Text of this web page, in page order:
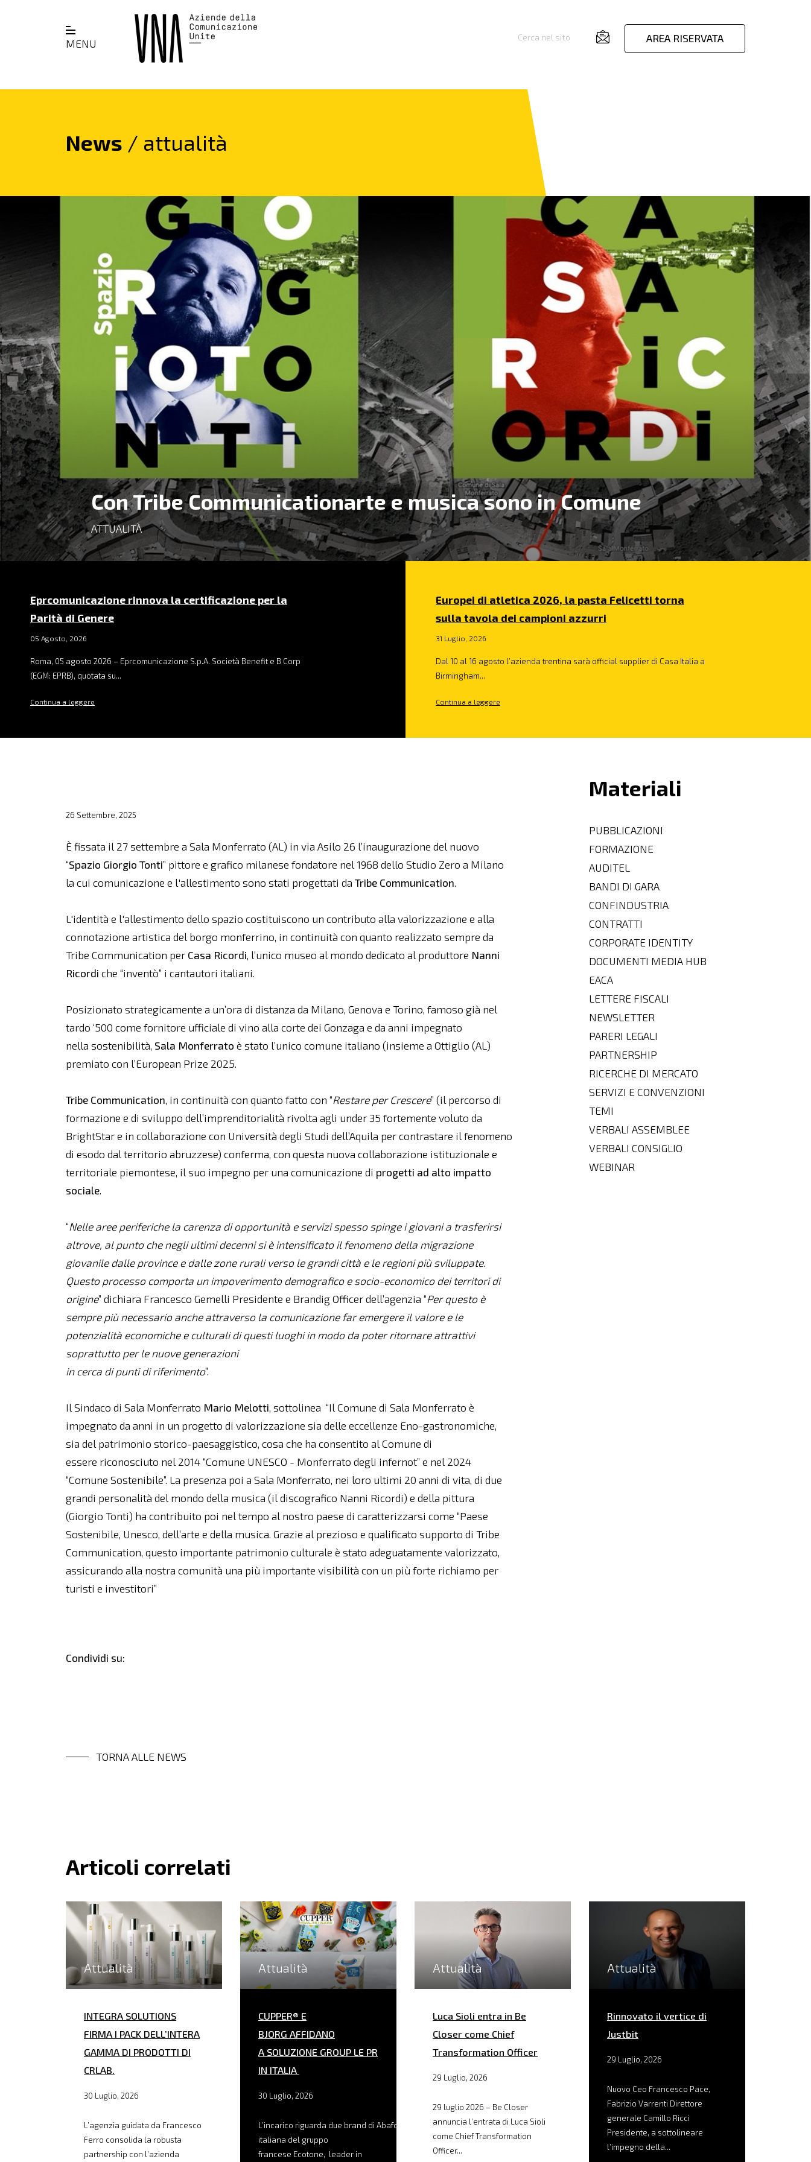
MENU
Cerca nel sito AREA RISERVATA
News / attualità
Con Tribe Communicationarte e musica sono in Comune
ATTUALITÀ
Eprcomunicazione rinnova la certificazione per la
Parità di Genere
05 Agosto, 2026
Roma, 05 agosto 2026 – Eprcomunicazione S.p.A. Società Benefit e B Corp
(EGM: EPRB), quotata su...
Continua a leggere
Europei di atletica 2026, la pasta Felicetti torna
sulla tavola dei campioni azzurri
31 Luglio, 2026
Dal 10 al 16 agosto l’azienda trentina sarà official supplier di Casa Italia a
Birmingham...
Continua a leggere
26 Settembre, 2025
È fissata il 27 settembre a Sala Monferrato (AL) in via Asilo 26 l’inaugurazione del nuovo
“Spazio Giorgio Tonti” pittore e grafico milanese fondatore nel 1968 dello Studio Zero a Milano
la cui comunicazione e l'allestimento sono stati progettati daTribe Communication.
L'identità e l'allestimento dello spazio costituiscono un contributo alla valorizzazione e alla
connotazione artistica del borgo monferrino, in continuità con quanto realizzato sempre da
Tribe Communication per Casa Ricordi, l’unico museo al mondo dedicato al produttore Nanni
Ricordiche “inventò” i cantautori italiani.
Posizionato strategicamente a un’ora di distanza da Milano, Genova e Torino, famoso già nel
tardo ‘500 come fornitore ufficiale di vino alla corte dei Gonzaga e da anni impegnato
nella sostenibilità, Sala Monferrato è stato l’unico comune italiano (insieme a Ottiglio (AL)
premiato con l’European Prize 2025.
Tribe Communication, in continuità con quanto fatto con “Restare per Crescere” (il percorso di
formazione e di sviluppo dell’imprenditorialità rivolta agli under 35 fortemente voluto da
BrightStar e in collaborazione con Università degli Studi dell’Aquila per contrastare il fenomeno
di esodo dal territorio abruzzese) conferma, con questa nuova collaborazione istituzionale e
territoriale piemontese, il suo impegno per una comunicazione di progetti ad alto impatto
sociale.
“Nelle aree periferiche la carenza di opportunità e servizi spesso spinge i giovani a trasferirsi
altrove, al punto che negli ultimi decenni si è intensificato il fenomeno della migrazione
giovanile dalle province e dalle zone rurali verso le grandi città e le regioni più sviluppate.
Questo processo comporta un impoverimento demografico e socio-economico dei territori di
origine” dichiara Francesco Gemelli Presidente e Brandig Officer dell’agenzia “Per questo è
sempre più necessario anche attraverso la comunicazione far emergere il valore e le
potenzialità economiche e culturali di questi luoghi in modo da poter ritornare attrattivi
soprattutto per le nuove generazioni
in cerca di punti di riferimento”.
Il Sindaco di Sala Monferrato Mario Melotti, sottolinea “Il Comune di Sala Monferrato è
impegnato da anni in un progetto di valorizzazione sia delle eccellenze Eno-gastronomiche,
sia del patrimonio storico-paesaggistico, cosa che ha consentito al Comune di
essere riconosciuto nel 2014 “Comune UNESCO - Monferrato degli infernot” e nel 2024
“Comune Sostenibile”. La presenza poi a Sala Monferrato, nei loro ultimi 20 anni di vita, di due
grandi personalità del mondo della musica (il discografico Nanni Ricordi) e della pittura
(Giorgio Tonti) ha contribuito poi nel tempo al nostro paese di caratterizzarsi come “Paese
Sostenibile, Unesco, dell’arte e della musica. Grazie al prezioso e qualificato supporto di Tribe
Communication, questo importante patrimonio culturale è stato adeguatamente valorizzato,
assicurando alla nostra comunità una più importante visibilità con un più forte richiamo per
turisti e investitori”
Condividi su:
TORNA ALLE NEWS
Materiali
PUBBLICAZIONI
FORMAZIONE
AUDITEL
BANDI DI GARA
CONFINDUSTRIA
CONTRATTI
CORPORATE IDENTITY
DOCUMENTI MEDIA HUB
EACA
LETTERE FISCALI
NEWSLETTER
PARERI LEGALI
PARTNERSHIP
RICERCHE DI MERCATO
SERVIZI E CONVENZIONI
TEMI
VERBALI ASSEMBLEE
VERBALI CONSIGLIO
WEBINAR
Articoli correlati
Attualità
INTEGRA SOLUTIONS
FIRMA I PACK DELL’INTERA
GAMMA DI PRODOTTI DI
CRLAB.
30 Luglio, 2026
L’agenzia guidata da Francesco
Ferro consolida la robusta
partnership con l’azienda
Attualità
CUPPER® E
BJORG AFFIDANO
A SOLUZIONE GROUP LE PR
IN ITALIA
30 Luglio, 2026
L’incarico riguarda due brand di Abafoods, filiale
italiana del gruppo
francese Ecotone, leader in
Attualità
Luca Sioli entra in Be
Closer come Chief
Transformation Officer
29 Luglio, 2026
29 luglio 2026 – Be Closer
annuncia l’entrata di Luca Sioli
come Chief Transformation
Officer...
Attualità
Rinnovato il vertice di
Justbit
29 Luglio, 2026
Nuovo Ceo Francesco Pace,
Fabrizio Varrenti Direttore
generale Camillo Ricci
Presidente, a sottolineare
l’impegno della...